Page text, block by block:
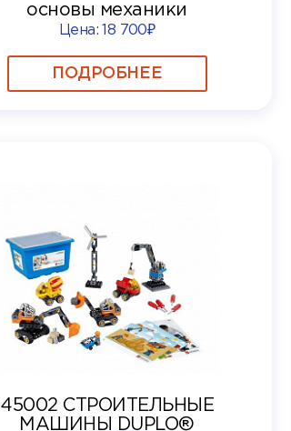
основы механики
Цена: 18 700₽
ПОДРОБНЕЕ
45002 СТРОИТЕЛЬНЫЕ
МАШИНЫ DUPLO®